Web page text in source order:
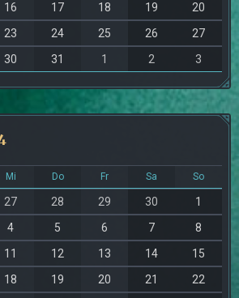
16 17 18 19
20
23 24 25 26
27
30 31 1 2 3
Mi Do Fr Sa So
27 28 29 30
1
4 5 6 7
8
11 12 13 14
15
18 19 20 21
22